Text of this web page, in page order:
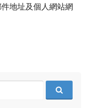
地址及個人網站網